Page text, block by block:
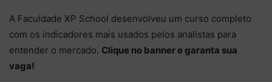
A Faculdade XP School desenvolveu um curso completo
com os indicadores mais usados pelos analistas para
entender o mercado. Clique no banner e garanta sua
vaga!